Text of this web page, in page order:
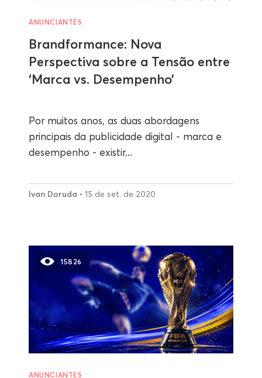
ANUNCIANTES
Brandformance: Nova
Perspectiva sobre a Tensão entre
‘Marca vs. Desempenho’
Por muitos anos, as duas abordagens
principais da publicidade digital - marca e
desempenho - existir...
Ivan Doruda • 15 de set. de 2020
15826
ANUNCIANTES